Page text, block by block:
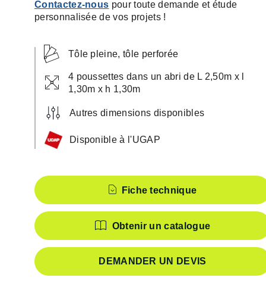
Contactez-nous pour toute demande et étude
personnalisée de vos projets !
Tôle pleine, tôle perforée
4 poussettes dans un abri de L 2,50m x l
1,30m x h 1,30m
Autres dimensions disponibles
Disponible à l'UGAP
Caractéristiques
Fiche technique
Obtenir un catalogue
DEMANDER UN DEVIS